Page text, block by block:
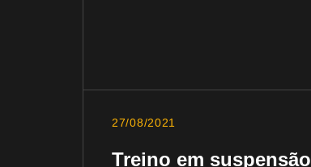
27/08/2021
Treino em suspensão